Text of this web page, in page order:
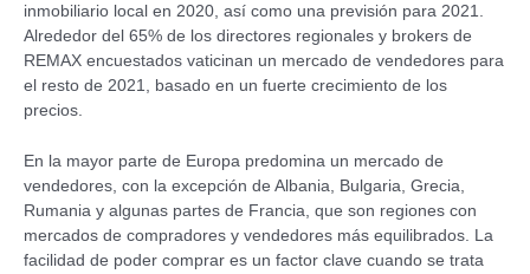
inmobiliario local en 2020, así como una previsión para 2021.
Alrededor del 65% de los directores regionales y brokers de
REMAX encuestados vaticinan un mercado de vendedores para
el resto de 2021, basado en un fuerte crecimiento de los
precios.
En la mayor parte de Europa predomina un mercado de
vendedores, con la excepción de Albania, Bulgaria, Grecia,
Rumania y algunas partes de Francia, que son regiones con
mercados de compradores y vendedores más equilibrados. La
facilidad de poder comprar es un factor clave cuando se trata